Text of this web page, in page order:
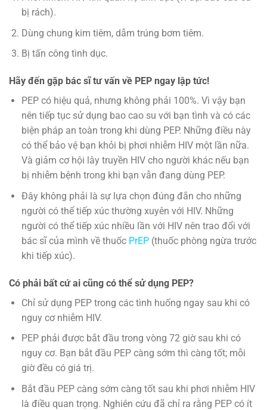
bị rách).
Dùng chung kim tiêm, dẫm trúng bơm tiêm.
Bị tấn công tình dục.
Hãy đến gặp bác sĩ tư vấn về PEP ngay lập tức!
PEP có hiệu quả, nhưng không phải 100%. Vì vậy bạn
nên tiếp tục sử dụng bao cao su với bạn tình và có các
biện pháp an toàn trong khi dùng PEP. Những điều này
có thể bảo vệ bạn khỏi bị phơi nhiễm HIV một lần nữa.
Và giảm cơ hội lây truyền HIV cho người khác nếu bạn
bị nhiễm bệnh trong khi bạn vẫn đang dùng PEP.
Đây không phải là sự lựa chọn đúng đắn cho những
người có thể tiếp xúc thường xuyên với HIV. Những
người có thể tiếp xúc nhiều lần với HIV nên trao đổi với
bác sĩ của mình về thuốc PrEP(thuốc phòng ngừa trước
khi tiếp xúc).
Có phải bất cứ ai cũng có thể sử dụng PEP?
Chỉ sử dụng PEP trong các tình huống ngay sau khi có
nguy cơ nhiễm HIV.
PEP phải được bắt đầu trong vòng 72 giờ sau khi có
nguy cơ. Bạn bắt đầu PEP càng sớm thì càng tốt; mỗi
giờ đều có giá trị.
Bắt đầu PEP càng sớm càng tốt sau khi phơi nhiễm HIV
là điều quan trọng. Nghiên cứu đã chỉ ra rằng PEP có ít